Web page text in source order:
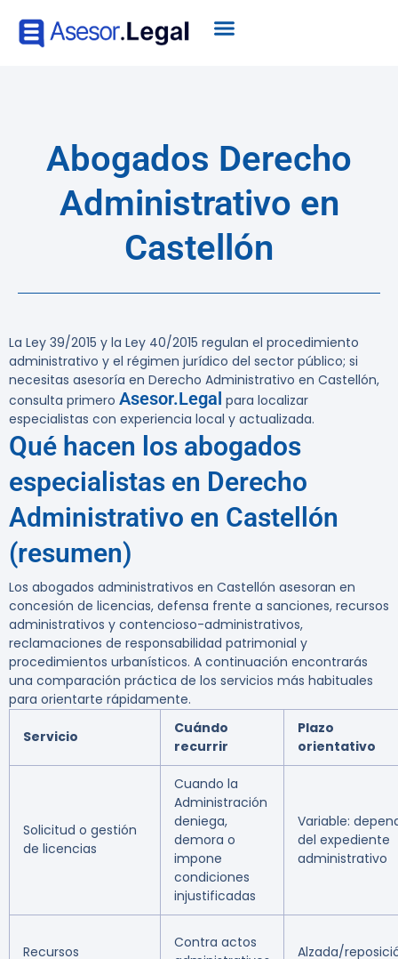
Abogados Derecho
Administrativo en
Castellón
La Ley 39/2015 y la Ley 40/2015 regulan el procedimiento
administrativo y el régimen jurídico del sector público; si
necesitas asesoría en Derecho Administrativo en Castellón,
consulta primero Asesor.Legal para localizar
especialistas con experiencia local y actualizada.
Qué hacen los abogados
especialistas en Derecho
Administrativo en Castellón
(resumen)
Los abogados administrativos en Castellón asesoran en
concesión de licencias, defensa frente a sanciones, recursos
administrativos y contencioso-administrativos,
reclamaciones de responsabilidad patrimonial y
procedimientos urbanísticos. A continuación encontrarás
una comparación práctica de los servicios más habituales
para orientarte rápidamente.
Servicio
Cuándo
recurrir
Plazo
orientativo
Solicitud o gestión
de licencias
Cuando la
Administración
deniega,
demora o
impone
condiciones
injustificadas
Variable:
del expediente
administrativo
Recursos
Contra actos
Alzada/